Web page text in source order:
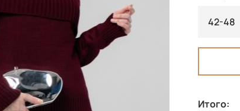
42-48
Итого: